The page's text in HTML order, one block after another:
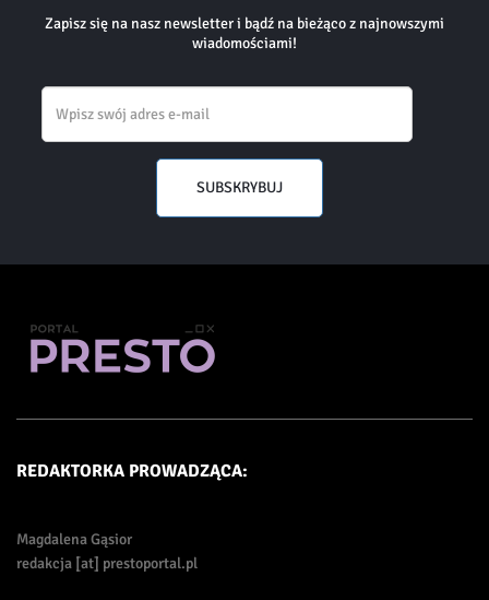
Zapisz się na nasz newsletter i bądź na bieżąco z najnowszymi
wiadomościami!
SUBSKRYBUJ
REDAKTORKA PROWADZĄCA:
Magdalena Gąsior
redakcja [at] prestoportal.pl